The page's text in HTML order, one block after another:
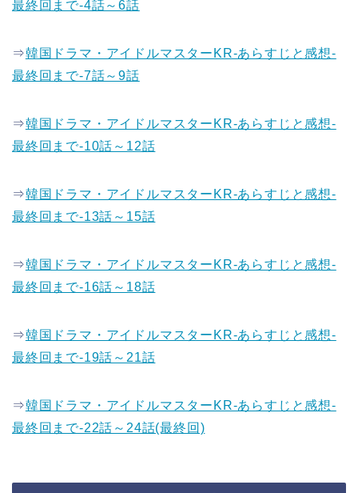
最終回まで-4話～6話
⇒韓国ドラマ・アイドルマスターKR-あらすじと感想-
最終回まで-7話～9話
⇒韓国ドラマ・アイドルマスターKR-あらすじと感想-
最終回まで-10話～12話
⇒韓国ドラマ・アイドルマスターKR-あらすじと感想-
最終回まで-13話～15話
⇒韓国ドラマ・アイドルマスターKR-あらすじと感想-
最終回まで-16話～18話
⇒韓国ドラマ・アイドルマスターKR-あらすじと感想-
最終回まで-19話～21話
⇒韓国ドラマ・アイドルマスターKR-あらすじと感想-
最終回まで-22話～24話(最終回)